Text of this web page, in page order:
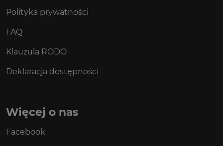
Polityka prywatności
FAQ
Klauzula RODO
Deklaracja dostępności
Więcej o nas
Facebook